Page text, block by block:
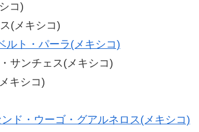
コ)
(メキシコ)
ルト・パーラ(メキシコ)
サンチェス(メキシコ)
キシコ)
ンド・ウーゴ・グアルネロス(メキシコ)